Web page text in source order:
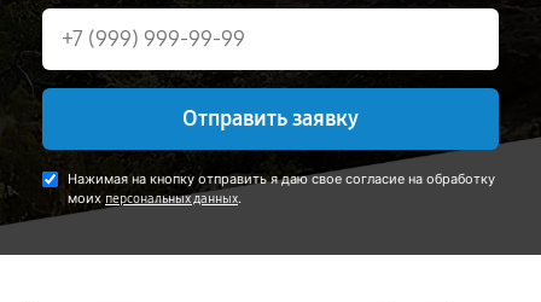
Отправить заявку
Нажимая на кнопку отправить я даю свое согласие на обработку
моих персональных данных.